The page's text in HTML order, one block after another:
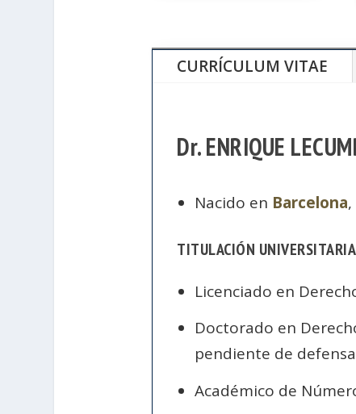
CURRÍCULUM VITAE
Dr. ENRIQUE
Nacido en Barcelona
TITULACIÓN UNIVERSITARIA
Licenciado en
Doctorado en
pendiente de
Académico de